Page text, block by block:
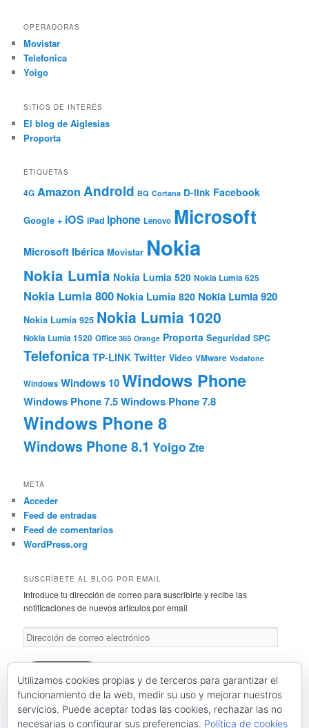
OPERADORAS
Movistar
Telefonica
Yoigo
SITIOS DE INTERÉS
El blog de Aiglesias
Proporta
ETIQUETAS
4G Amazon Android BQ Cortana D-link Facebook
Google + iOS iPad Iphone Lenovo Microsoft
Microsoft Ibérica Movistar Nokia
Nokia Lumia Nokia Lumia 520 Nokia Lumia 625
Nokia Lumia 800 Nokia Lumia 820 Nokia Lumia 920
Nokia Lumia 925 Nokia Lumia 1020
Nokia Lumia 1520 Office 365 Orange Proporta Seguridad SPC
Telefonica TP-LINK Twitter Video VMware Vodafone
Windows Windows 10Windows Phone
Windows Phone 7.5Windows Phone 7.8
Windows Phone 8
Windows Phone 8.1 Yoigo Zte
META
Acceder
Feed de entradas
Feed de comentarios
WordPress.org
SUSCRÍBETE AL BLOG POR EMAIL
Introduce tu dirección de correo para suscribirte y recibe las
notificaciones de nuevos artículos por email
Dirección
de
correo
Suscríbete
Únete a otros 46 suscriptores
Utilizamos cookies propias y de terceros para garantizar el
funcionamiento de la web, medir su uso y mejorar nuestros
servicios. Puede aceptar todas las cookies, rechazar las no
necesarias o configurar sus preferencias. Política de cookies